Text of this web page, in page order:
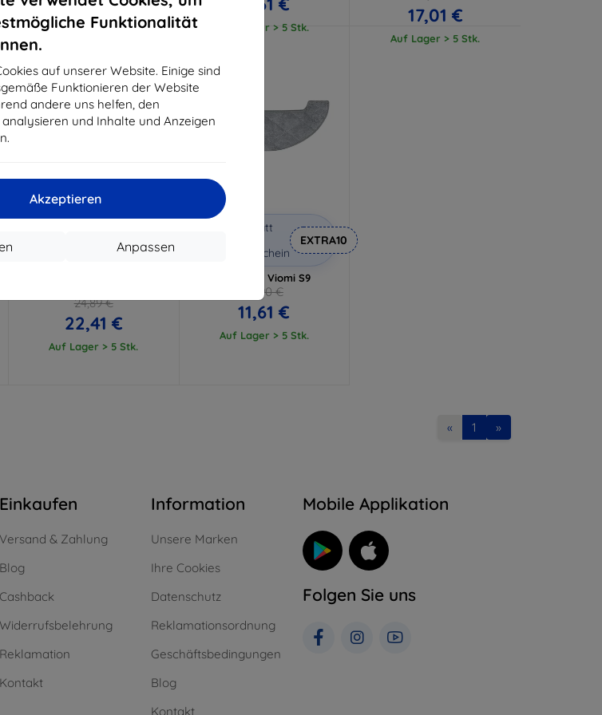
Funktionalität
auf unserer Website. Einige sind
Funktionieren der Website
andere uns helfen, den
und Inhalte und Anzeigen
Akzeptieren
Anpassen
Auf Lager > 5 Stk. Auf Lager > 5 Stk.
17,01 €
Auf Lager > 5 Stk.
Gutschein
24,89 €
22,41 €
Auf Lager > 5 Stk.
Rabatt
Gutschein
EXTRA10
Mopp für Viomi S9
12,90 €
11,61 €
Auf Lager > 5 Stk.
« 1 »
Einkaufen
Versand & Zahlung
Blog
Cashback
Widerrufsbelehrung
Reklamation
Kontakt
Information
Unsere Marken
Ihre Cookies
Datenschutz
Reklamationsordnung
Geschäftsbedingungen
Blog
Kontakt
Mobile Applikation
Folgen Sie uns